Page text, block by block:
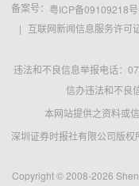
备案号： 粤ICP备09109218
| 互联网新闻信息服务许可
违法和不良信息举报电话：
信办违法和不良
本网站提供之资料或
深圳证券时报社有限公司版
Copyright © 2008-2026